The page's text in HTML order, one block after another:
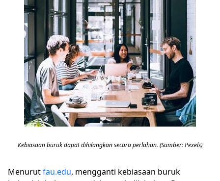
Kebiasaan buruk dapat dihilangkan secara perlahan. (Sumber: Pexels)
Menurutfau.edu, mengganti kebiasaan buruk